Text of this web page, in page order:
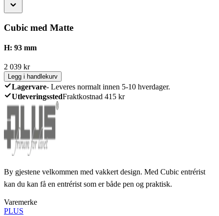
Cubic med Matte
H: 93 mm
2 039 kr
Legg i handlekurv
Lagervare- Leveres normalt innen 5-10 hverdager.
UtleveringsstedFraktkostnad 415 kr
By gjestene velkommen med vakkert design. Med Cubic entrérist
kan du kan få en entrérist som er både pen og praktisk.
Varemerke
PLUS